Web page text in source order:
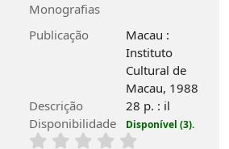
Monografias
Publicação
Macau :
Instituto
Cultural de
Macau, 1988
Descrição
28 p. : il
Disponibilidade
Disponível (3).